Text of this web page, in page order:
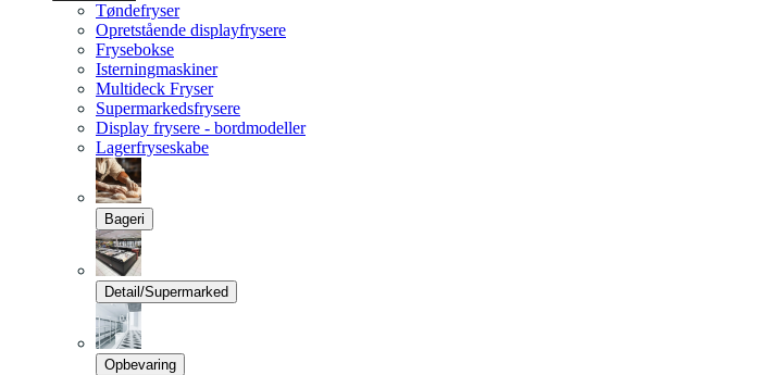
Tøndefryser
Opretstående displayfrysere
Frysebokse
Isterningmaskiner
Multideck Fryser
Supermarkedsfrysere
Display frysere - bordmodeller
Lagerfryseskabe
Bageri
Detail/Supermarked
Opbevaring